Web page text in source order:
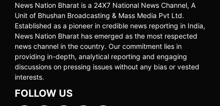
News Nation Bharat is a 24X7 National News Channel, A
Unit of Bhushan Broadcasting & Mass Media Pvt Ltd.
Established as a pioneer in credible news reporting in India,
News Nation Bharat has emerged as the most respected
news channel in the country. Our commitment lies in
providing in-depth, analytical reporting and engaging
discussions on pressing issues without any bias or vested
interests.
FOLLOW US